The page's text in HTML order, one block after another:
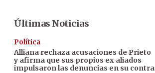
Últimas Noticias
Política
Alliana rechaza acusaciones de Prieto
y afirma que sus propios ex aliados
impulsaron las denuncias en su contra